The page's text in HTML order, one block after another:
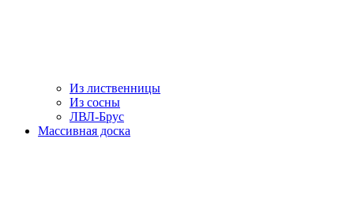
Из лиственницы
Из сосны
ЛВЛ-Брус
Массивная доска